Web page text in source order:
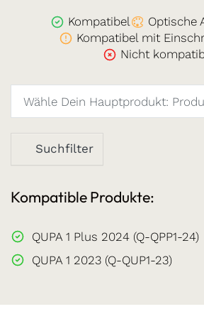
Kompatibel
Optische
Kompatibel mit
Nicht
Suchfilter
Kompatible Produkte:
QUPA 1 Plus 2024 (Q-QPP1-24)
QUPA 1 2023 (Q-QUP1-23)